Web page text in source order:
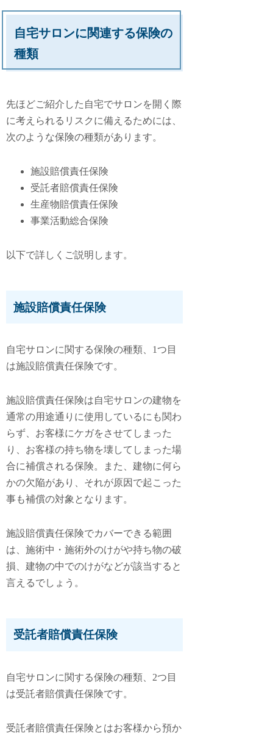
自宅サロンに関連する保険の
種類
先ほどご紹介した自宅でサロンを開く際
に考えられるリスクに備えるためには、
次のような保険の種類があります。
施設賠償責任保険
受託者賠償責任保険
生産物賠償責任保険
事業活動総合保険
以下で詳しくご説明します。
施設賠償責任保険
自宅サロンに関する保険の種類、1つ目
は施設賠償責任保険です。
施設賠償責任保険は自宅サロンの建物を
通常の用途通りに使用しているにも関わ
らず、お客様にケガをさせてしまった
り、お客様の持ち物を壊してしまった場
合に補償される保険。また、建物に何ら
かの欠陥があり、それが原因で起こった
事も補償の対象となります。
施設賠償責任保険でカバーできる範囲
は、施術中・施術外のけがや持ち物の破
損、建物の中でのけがなどが該当すると
言えるでしょう。
受託者賠償責任保険
自宅サロンに関する保険の種類、2つ目
は受託者賠償責任保険です。
受託者賠償責任保険とはお客様から預か